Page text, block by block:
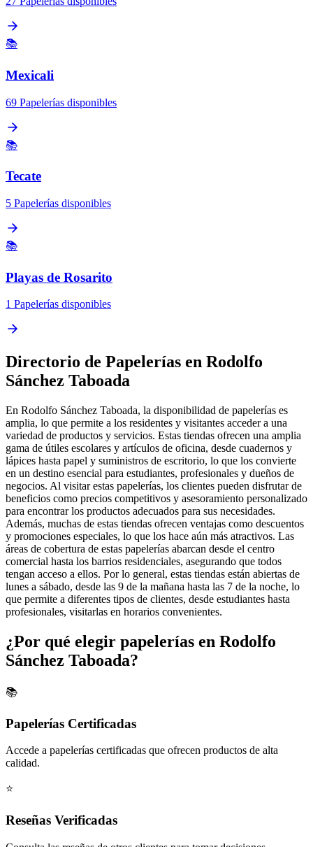
📚
Mexicali
69 Papelerías disponibles
📚
Tecate
5 Papelerías disponibles
📚
Playas de Rosarito
1 Papelerías disponibles
Directorio de Papelerías en Rodolfo
Sánchez Taboada
En Rodolfo Sánchez Taboada, la disponibilidad de papelerías es
amplia, lo que permite a los residentes y visitantes acceder a una
variedad de productos y servicios. Estas tiendas ofrecen una amplia
gama de útiles escolares y artículos de oficina, desde cuadernos y
lápices hasta papel y suministros de escritorio, lo que los convierte
en un destino esencial para estudiantes, profesionales y dueños de
negocios. Al visitar estas papelerías, los clientes pueden disfrutar de
beneficios como precios competitivos y asesoramiento personalizado
para encontrar los productos adecuados para sus necesidades.
Además, muchas de estas tiendas ofrecen ventajas como descuentos
y promociones especiales, lo que los hace aún más atractivos. Las
áreas de cobertura de estas papelerías abarcan desde el centro
comercial hasta los barrios residenciales, asegurando que todos
tengan acceso a ellos. Por lo general, estas tiendas están abiertas de
lunes a sábado, desde las 9 de la mañana hasta las 7 de la noche, lo
que permite a diferentes tipos de clientes, desde estudiantes hasta
profesionales, visitarlas en horarios convenientes.
¿Por qué elegir papelerías en Rodolfo
Sánchez Taboada?
📚
Papelerías Certificadas
Accede a papelerías certificadas que ofrecen productos de alta
calidad.
⭐
Reseñas Verificadas